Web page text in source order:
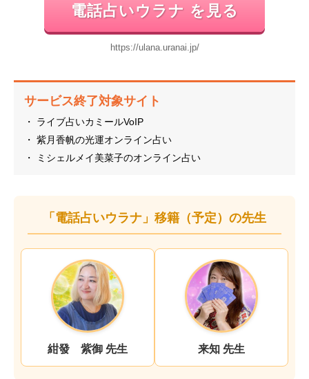
電話占いウラナ を見る
https://ulana.uranai.jp/
サービス終了対象サイト
・ ライブ占いカミールVoIP
・ 紫月香帆の光運オンライン占い
・ ミシェルメイ美菜子のオンライン占い
「電話占いウラナ」移籍（予定）の先生
紺發 紫御 先生 来知 先生